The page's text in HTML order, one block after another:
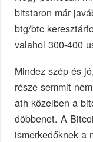
bitstaron már
btg/btc
valahol 300-400
Mindez szép és
része semmit
ath közelben a
döbbenet. A
ismerkedőknek a